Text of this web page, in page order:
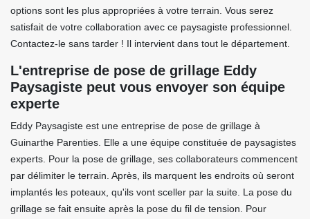
options sont les plus appropriées à votre terrain. Vous serez
satisfait de votre collaboration avec ce paysagiste professionnel.
Contactez-le sans tarder ! Il intervient dans tout le département.
L'entreprise de pose de grillage Eddy
Paysagiste peut vous envoyer son équipe
experte
Eddy Paysagiste est une entreprise de pose de grillage à
Guinarthe Parenties. Elle a une équipe constituée de paysagistes
experts. Pour la pose de grillage, ses collaborateurs commencent
par délimiter le terrain. Après, ils marquent les endroits où seront
implantés les poteaux, qu'ils vont sceller par la suite. La pose du
grillage se fait ensuite après la pose du fil de tension. Pour